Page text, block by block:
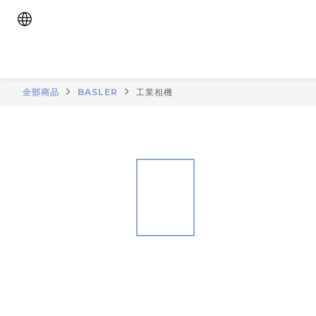
全部商品 BASLER 工業相機